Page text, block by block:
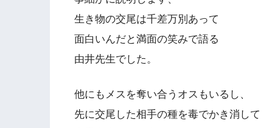
生き物の交尾は千差万別あって
面白いんだと満面の笑みで語る
由井先生でした。
他にもメスを奪い合うオスもいるし、
先に交尾した相手の種を毒でかき消して